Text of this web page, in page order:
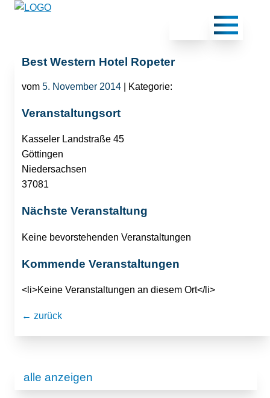
Best Western Hotel Ropeter
vom 5. November 2014 | Kategorie:
Veranstaltungsort
Kasseler Landstraße 45
Göttingen
Niedersachsen
37081
Nächste Veranstaltung
Keine bevorstehenden Veranstaltungen
Kommende Veranstaltungen
<li>Keine Veranstaltungen an diesem Ort</li>
← zurück
alle anzeigen